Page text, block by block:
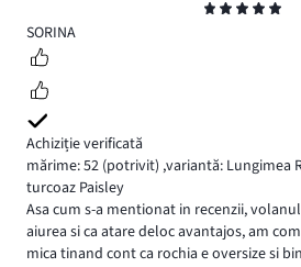
5
SORINA
Achiziție verificată
mărime: 52 (potrivit) ,variantă: Lungimea
turcoaz Paisley
Asa cum s-a mentionat in recenzii,
aiurea si ca atare deloc avantajos, am
mica tinand cont ca rochia e oversize si